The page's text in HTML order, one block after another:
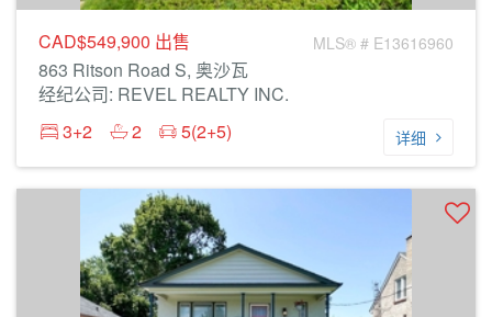
CAD$549,900 出售 MLS® # E13616960
863 Ritson Road S, 奥沙瓦
经纪公司: REVEL REALTY INC.
3+2
2 5(2+5) 详细